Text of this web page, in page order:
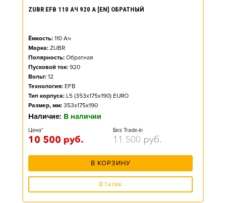
ZUBR EFB 110 АЧ 920 А [EN] ОБРАТНЫЙ
Ёмкость: 110 Ач
Марка: ZUBR
Полярность: Обратная
Пусковой ток: 920
Вольт: 12
Технология: EFB
Тип корпуса: L5 (353x175x190) EURO
Размер, мм: 353x175x190
Наличие: В наличии
Цена*
10 500 руб.
Без Trade-in
11 500 руб.
В КОРЗИНУ
В 1 клик